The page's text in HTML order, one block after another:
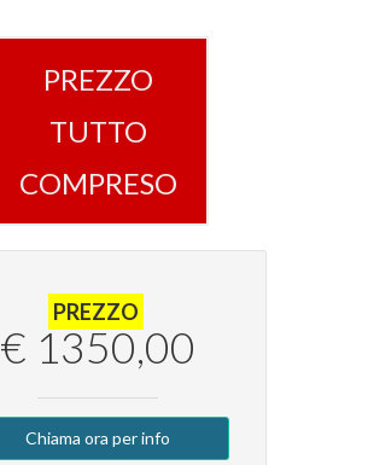
PREZZO
TUTTO
COMPRESO
PREZZO
€ 1350,00
Chiama ora per info